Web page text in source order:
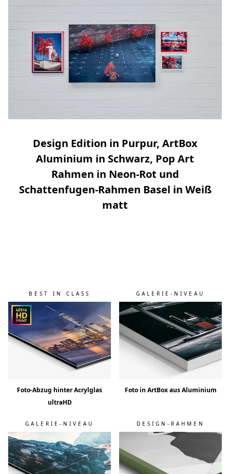
Design Edition in Purpur, ArtBox
Aluminium in Schwarz, Pop Art
Rahmen in Neon-Rot und
Schattenfugen-Rahmen Basel in Weiß
matt
BEST IN CLASS
Foto-Abzug hinter Acrylglas
ultraHD
GALERIE-NIVEAU
Foto in ArtBox aus Aluminium
GALERIE-NIVEAU DESIGN-RAHMEN